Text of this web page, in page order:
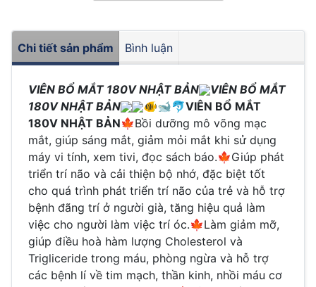
Chi tiết sản phẩm Bình luận
VIÊN BỔ MẮT 180V NHẬT BẢN
VIÊN BỔ MẮT
180V NHẬT BẢN
🐠🐋🐬VIÊN BỔ MẮT
180V NHẬT BẢN🍁Bồi dưỡng mô võng mạc
mắt, giúp sáng mắt, giảm mỏi mắt khi sử dụng
máy vi tính, xem tivi, đọc sách báo.🍁Giúp phát
triển trí não và cải thiện bộ nhớ, đặc biệt tốt
cho quá trình phát triển trí não của trẻ và hỗ trợ
bệnh đãng trí ở người già, tăng hiệu quả làm
việc cho người làm việc trí óc.🍁Làm giảm mỡ,
giúp điều hoà hàm lượng Cholesterol và
Trigliceride trong máu, phòng ngừa và hỗ trợ
các bệnh lí về tim mạch, thần kinh, nhồi máu cơ